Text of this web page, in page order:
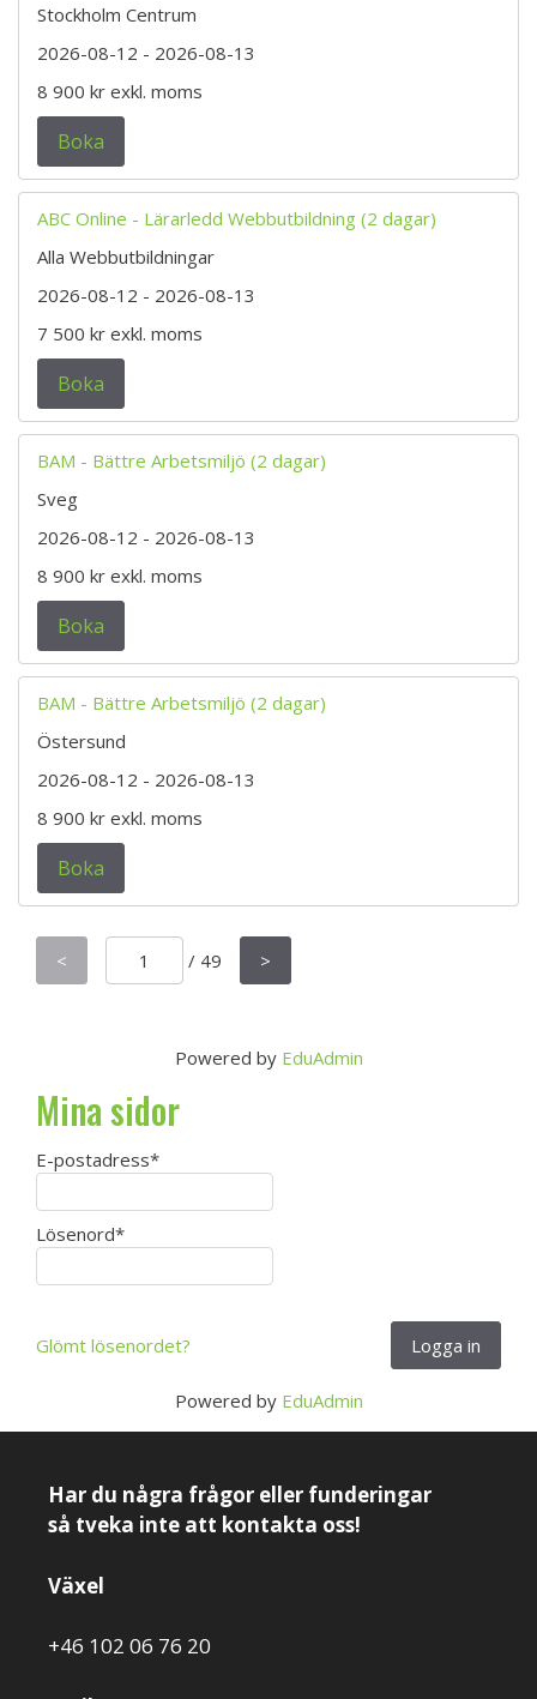
Stockholm Centrum
2026-08-12 - 2026-08-13
8 900 kr exkl. moms
Boka
ABC Online - Lärarledd Webbutbildning (2 dagar)
Alla Webbutbildningar
2026-08-12 - 2026-08-13
7 500 kr exkl. moms
Boka
BAM - Bättre Arbetsmiljö (2 dagar)
Sveg
2026-08-12 - 2026-08-13
8 900 kr exkl. moms
Boka
BAM - Bättre Arbetsmiljö (2 dagar)
Östersund
2026-08-12 - 2026-08-13
8 900 kr exkl. moms
Boka
< / 49 >
Powered by EduAdmin
Mina sidor
E-postadress*
Lösenord*
Glömt lösenordet? Logga in
Powered by EduAdmin
Har du några frågor eller funderingar
så tveka inte att kontakta oss!
Växel
+46 102 06 76 20